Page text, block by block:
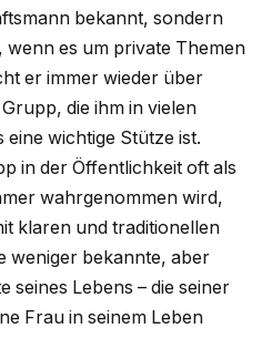
bekannt, sondern
es um private Themen
er immer wieder über
die ihm in vielen
eine wichtige Stütze ist.
in der Öffentlichkeit oft als
wahrgenommen wird,
klaren und traditionellen
weniger bekannte, aber
seines Lebens – die seiner
Frau in seinem Leben